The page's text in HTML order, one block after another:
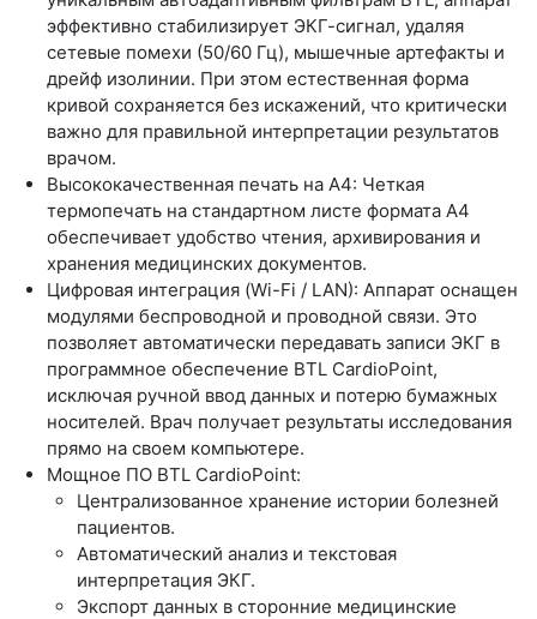
эффективно стабилизирует ЭКГ-сигнал, удаляя
сетевые помехи (50/60 Гц), мышечные артефакты и
дрейф изолинии. При этом естественная форма
кривой сохраняется без искажений, что критически
важно для правильной интерпретации результатов
врачом.
Высококачественная печать на А4: Четкая
термопечать на стандартном листе формата А4
обеспечивает удобство чтения, архивирования и
хранения медицинских документов.
Цифровая интеграция (Wi-Fi / LAN): Аппарат оснащен
модулями беспроводной и проводной связи. Это
позволяет автоматически передавать записи ЭКГ в
программное обеспечение BTL CardioPoint,
исключая ручной ввод данных и потерю бумажных
носителей. Врач получает результаты исследования
прямо на своем компьютере.
Мощное ПО BTL CardioPoint:
Централизованное хранение истории болезней
пациентов.
Автоматический анализ и текстовая
интерпретация ЭКГ.
Экспорт данных в сторонние медицинские